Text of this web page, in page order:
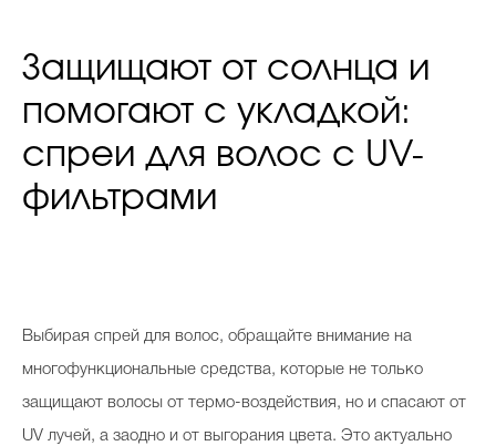
Защищают от солнца и
помогают с укладкой:
cпреи для волос с UV-
фильтрами
Выбирая спрей для волос, обращайте внимание на
многофункциональные средства, которые не только
защищают волосы от термо-воздействия, но и спасают от
UV лучей, а заодно и от выгорания цвета. Это актуально